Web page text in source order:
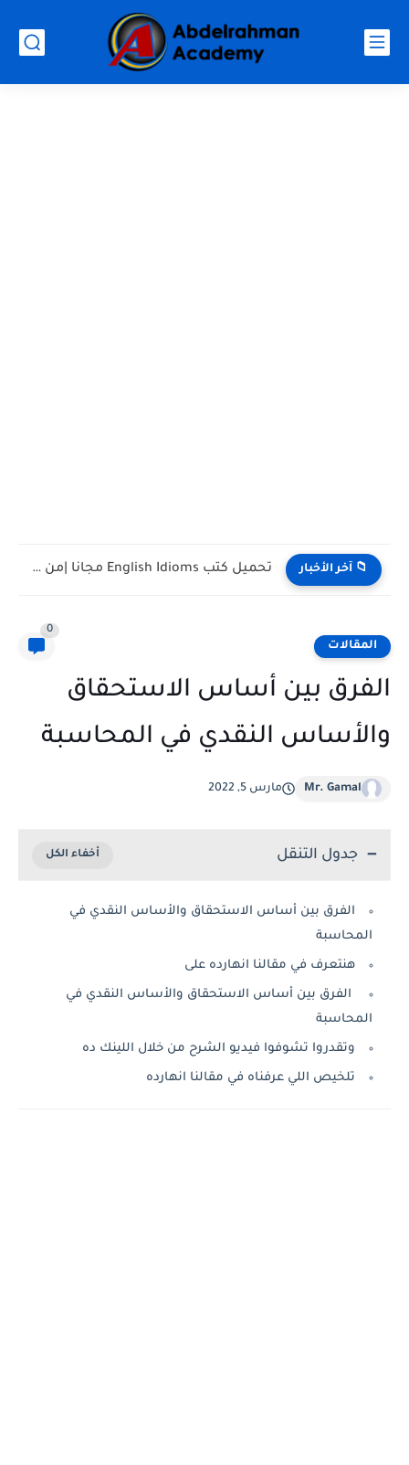
📁 آخر الأخبار تحميل كتب تدريس اللغة الإنجليزية PDF مجانا | TESOL وTEFL
المقالات
0
الفرق بين أساس الاستحقاق
والأساس النقدي في المحاسبة
Mr. Gamal مارس 5, 2022
جدول التنقل
الفرق بين أساس الاستحقاق والأساس النقدي في
المحاسبة
هنتعرف في مقالنا انهارده على
الفرق بين أساس الاستحقاق والأساس النقدي في
المحاسبة
وتقدروا تشوفوا فيديو الشرح من خلال اللينك ده
تلخيص اللي عرفناه في مقالنا انهارده